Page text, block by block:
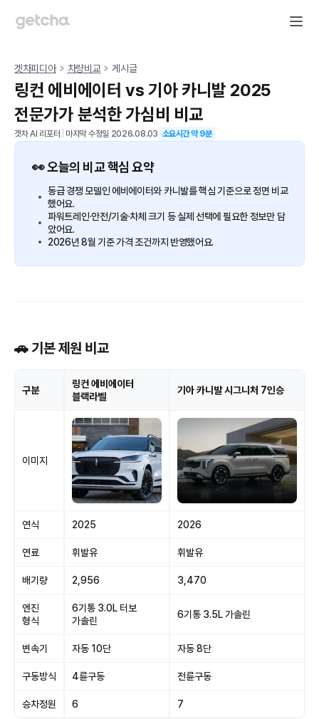
겟차피디아 차량비교 게시글
링컨 에비에이터 vs 기아 카니발 2025
전문가가 분석한 가심비 비교
겟차 AI 리포터 마지막 수정일 2026.08.03 소요시간 약9분
👀 오늘의 비교 핵심 요약
동급 경쟁 모델인 에비에이터와 카니발를 핵심 기준으로 정면 비교
했어요.
파워트레인·안전/기술·차체 크기 등 실제 선택에 필요한 정보만 담
았어요.
2026년 8월 기준 가격 조건까지 반영했어요.
🚗 기본 제원 비교
구분
링컨 에비에이터
블랙라벨
기아 카니발 시그니처 7인승
이미지
연식 2025 2026
연료 휘발유 휘발유
배기량 2,956 3,470
엔진
형식
6기통 3.0L 터보
가솔린
6기통 3.5L 가솔린
변속기 자동 10단 자동 8단
구동방식 4륜구동 전륜구동
승차정원 6 7